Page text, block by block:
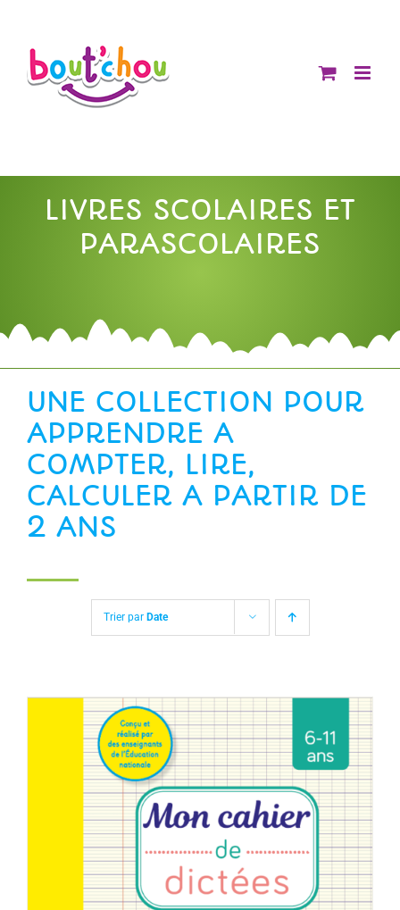
contenu
LIVRES SCOLAIRES ET
PARASCOLAIRES
UNE COLLECTION POUR
APPRENDRE A
COMPTER, LIRE,
CALCULER A PARTIR DE
2 ANS
Trier par Date